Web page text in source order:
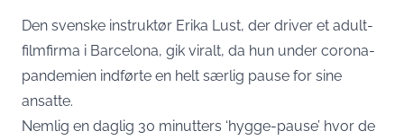
Den svenske instruktør Erika Lust, der driver et adult-
filmfirma i Barcelona, gik viralt, da hun under corona-
pandemien indførte en helt særlig pause for sine
ansatte.
Nemlig en daglig 30 minutters ‘hygge-pause’ hvor de